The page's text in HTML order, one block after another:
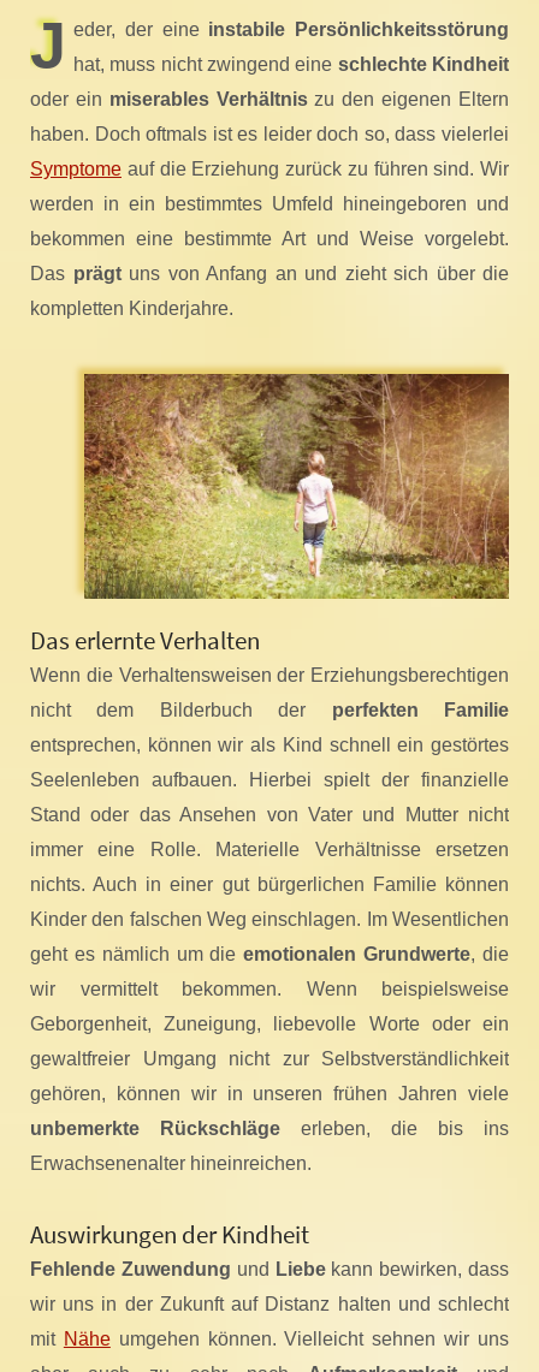
J eder, der eine instabile Persönlichkeitsstörung
hat, muss nicht zwingend eine schlechte Kindheit
oder ein miserables Verhältniszu den eigenen Eltern
haben. Doch oftmals ist es leider doch so, dass vielerlei
Symptome auf die Erziehung zurück zu führen sind. Wir
werden in ein bestimmtes Umfeld hineingeboren und
bekommen eine bestimmte Art und Weise vorgelebt.
Das prägtuns von Anfang an und zieht sich über die
kompletten Kinderjahre.
Das erlernte Verhalten
Wenn die Verhaltensweisen der Erziehungsberechtigen
nicht dem Bilderbuch der perfekten Familie
entsprechen, können wir als Kind schnell ein gestörtes
Seelenleben aufbauen. Hierbei spielt der finanzielle
Stand oder das Ansehen von Vater und Mutter nicht
immer eine Rolle. Materielle Verhältnisse ersetzen
nichts. Auch in einer gut bürgerlichen Familie können
Kinder den falschen Weg einschlagen. Im Wesentlichen
geht es nämlich um dieemotionalen Grundwerte, die
wir vermittelt bekommen. Wenn beispielsweise
Geborgenheit, Zuneigung, liebevolle Worte oder ein
gewaltfreier Umgang nicht zur Selbstverständlichkeit
gehören, können wir in unseren frühen Jahren viele
unbemerkte Rückschläge erleben, die bis ins
Erwachsenenalter hineinreichen.
Auswirkungen der Kindheit
Fehlende Zuwendung und Liebekann bewirken, dass
wir uns in der Zukunft auf Distanz halten und schlecht
mit Näheumgehen können. Vielleicht sehnen wir uns